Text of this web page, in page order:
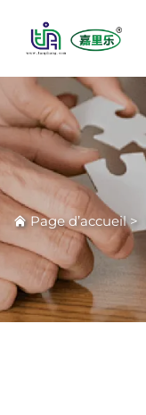
Page d’accueil>